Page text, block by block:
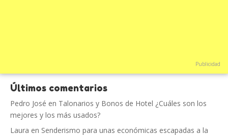
Publicidad
Últimos comentarios
Pedro José en Talonarios y Bonos de Hotel ¿Cuáles son los
mejores y los más usados?
Laura en Senderismo para unas económicas escapadas a la